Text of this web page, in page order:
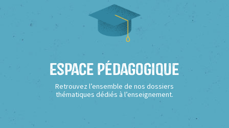
Espace Pédagogique
Retrouvez l’ensemble de nos dossiers
thématiques dédiés à l’enseignement.